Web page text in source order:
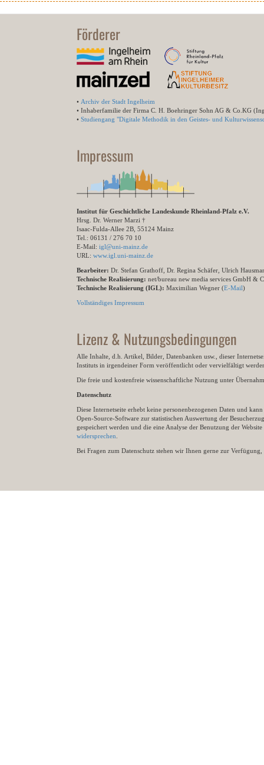
Förderer
• Archiv der Stadt Ingelheim
• Inhaberfamilie der Firma C. H. Boehringer Sohn AG & Co.KG
• Studiengang "Digitale Methodik in den Geistes- und
Impressum
Institut für Geschichtliche Landeskunde Rheinland-Pfalz e.V.
Hrsg. Dr. Werner Marzi †
Isaac-Fulda-Allee 2B, 55124 Mainz
Tel.: 06131 / 276 70 10
E-Mail: igl@uni-mainz.de
URL: www.igl.uni-mainz.de
Bearbeiter: Dr. Stefan Grathoff, Dr. Regina Schäfer, Ulrich
Technische Realisierung: net/bureau new media services GmbH &
Technische Realisierung (IGL): Maximilian Wegner (E-Mail)
Vollständiges Impressum
Lizenz & Nutzungsbedingungen
Alle Inhalte, d.h. Artikel, Bilder, Datenbanken usw., dieser
Instituts in irgendeiner Form veröffentlicht oder vervielfältigt
Die freie und kostenfreie wissenschaftliche Nutzung unter
Datenschutz
Diese Internetseite erhebt keine personenbezogenen Daten und
Open-Source-Software zur statistischen Auswertung der
gespeichert werden und die eine Analyse der Benutzung der
widersprechen
Bei Fragen zum Datenschutz stehen wir Ihnen gerne zur